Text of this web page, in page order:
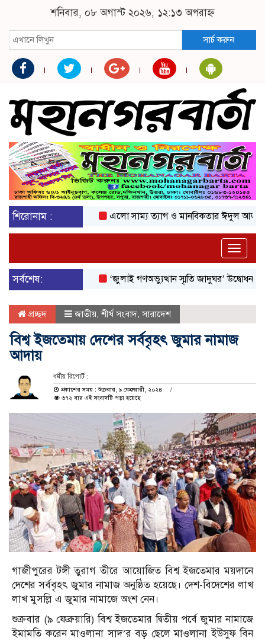
শনিবার, ০৮ অগাস্ট ২০২৬, ১২:১৩ অপরাহ্ন
সার্চ করুন
শিরোনাম : এলো সাম্য ত্যাগ ও মানবিকতার ঈদুল আজহা
Toggle
সর্বশেষ:
‘জুলাই গণঅভ্যুত্থান স্মৃতি জাদুঘর’ উদ্বোধন করলেন
প্রচ্ছদ জাতীয়,শীর্ষ সংবাদ,সারাদেশ
বিশ্ব ইজতেমায় দেশের সর্ববৃহৎ জুমার নামাজ
আদায়
ধর্মীয় রিপোর্ট :
প্রকাশের সময় : শুক্রবার, ৯ ফেব্রুয়ারী, ২০২৪
৩৭২ বার এই সংবাদটি পড়া হয়েছে
গাজীপুরের টঙ্গী তুরাগ তীরে আয়োজিত বিশ্ব ইজতেমার ময়দানে
দেশের সর্ববৃহৎ জুমার নামাজ অনুষ্ঠিত হয়েছে। দেশ-বিদেশের লাখ
লাখ মুসল্লি এ জুমার নামাজে অংশ নেন।
শুক্রবার (৯ ফেব্রুয়ারি) বিশ্ব ইজতেমার দ্বিতীয় পর্বে জুমার নামাজে
ইমামতি করেন মাওলানা সাদ’র বড় ছেলে মাওলানা ইউসুফ বিন